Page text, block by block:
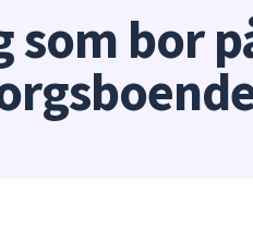
som bor